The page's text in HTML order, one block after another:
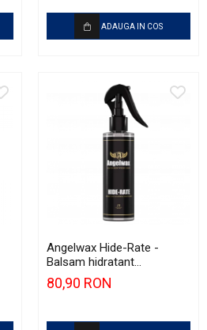
ADAUGA IN COS
Angelwax Hide-Rate -
Balsam hidratant
(humectant) pentru piele
naturală (250ml)
80,90 RON